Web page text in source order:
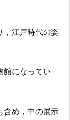
，江戸時代の姿
館になってい
含め，中の展示